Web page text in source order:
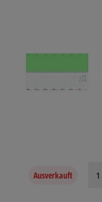
Ausverkauft